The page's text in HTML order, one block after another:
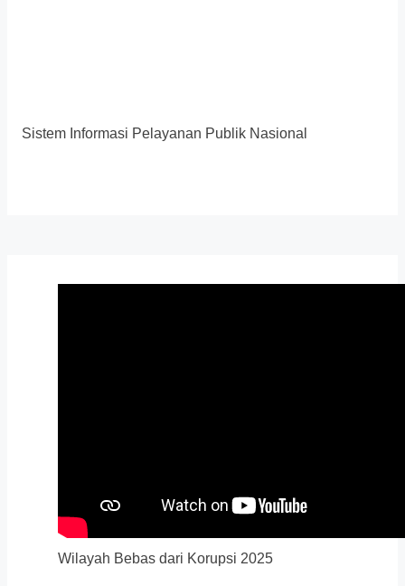
Sistem Informasi Pelayanan Publik Nasional
Wilayah Bebas dari Korupsi 2025